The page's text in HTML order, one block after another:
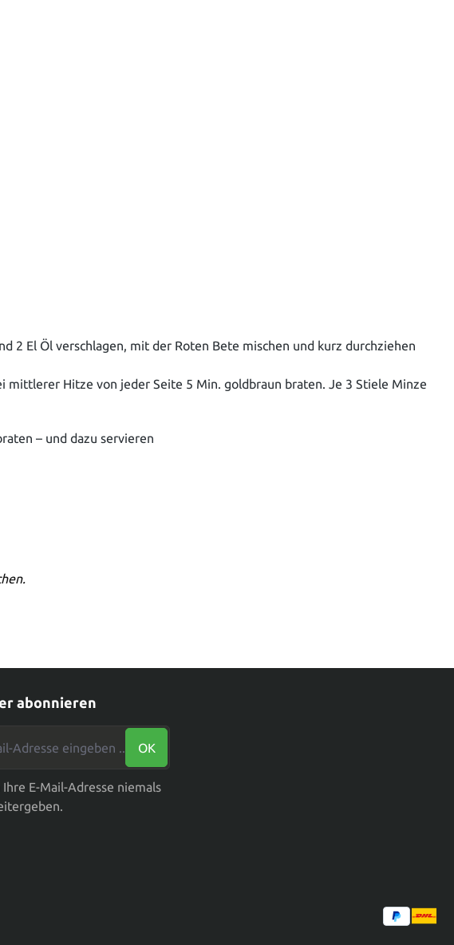
2 El Öl verschlagen, mit der Roten Bete mischen und kurz durchziehen
mittlerer Hitze von jeder Seite 5 Min. goldbraun braten. Je 3 Stiele Minze
– und dazu servieren
abonnieren
Adresse eingeben ...*
OK
E-Mail-Adresse niemals